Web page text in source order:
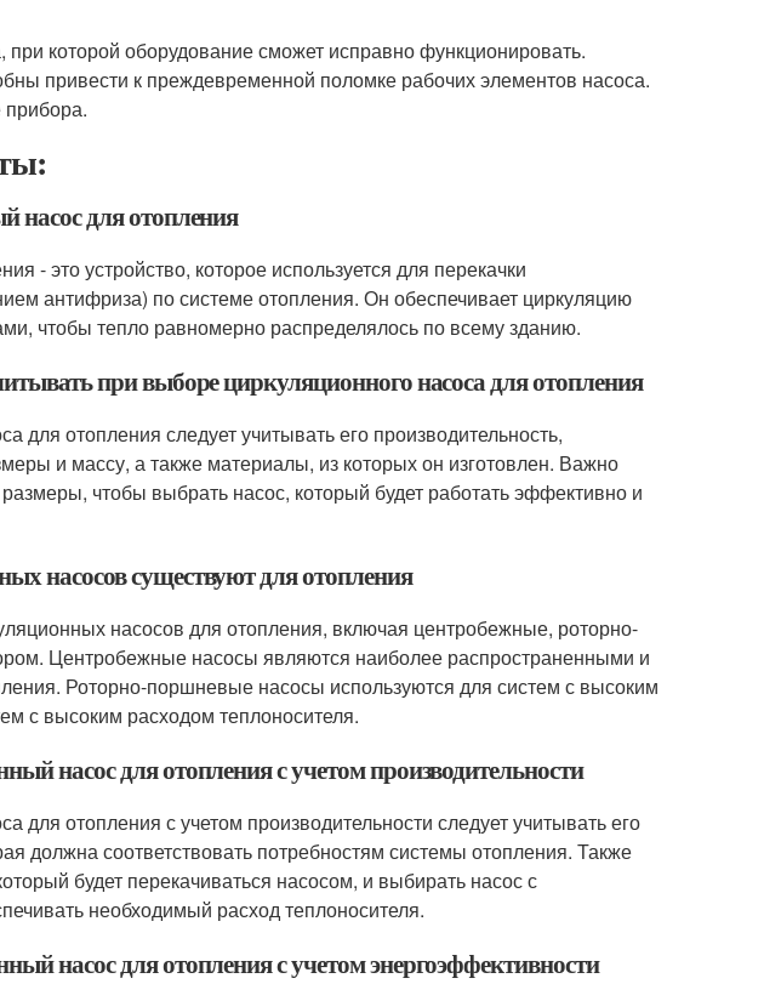
которой оборудование сможет исправно функционировать.
привести к преждевременной поломке рабочих элементов насоса.
прибора.
насос для отопления
- это устройство, которое используется для перекачки
антифриза) по системе отопления. Он обеспечивает циркуляцию
чтобы тепло равномерно распределялось по всему зданию.
при выборе циркуляционного насоса для отопления
для отопления следует учитывать его производительность,
и массу, а также материалы, из которых он изготовлен. Важно
чтобы выбрать насос, который будет работать эффективно и
насосов существуют для отопления
насосов для отопления, включая центробежные, роторно-
Центробежные насосы являются наиболее распространенными и
Роторно-поршневые насосы используются для систем с высоким
с высоким расходом теплоносителя.
насос для отопления с учетом производительности
для отопления с учетом производительности следует учитывать его
должна соответствовать потребностям системы отопления. Также
будет перекачиваться насосом, и выбирать насос с
необходимый расход теплоносителя.
насос для отопления с учетом энергоэффективности